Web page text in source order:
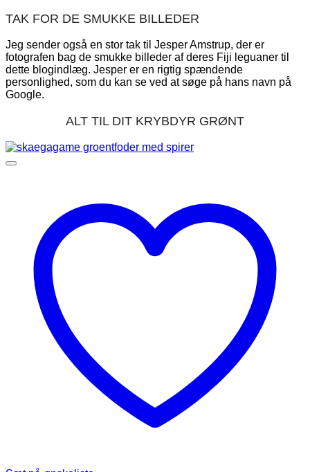
TAK FOR DE SMUKKE BILLEDER
Jeg sender også en stor tak til Jesper Amstrup, der er
fotografen bag de smukke billeder af deres Fiji leguaner til
dette blogindlæg. Jesper er en rigtig spændende
personlighed, som du kan se ved at søge på hans navn på
Google.
ALT TIL DIT KRYBDYR GRØNT